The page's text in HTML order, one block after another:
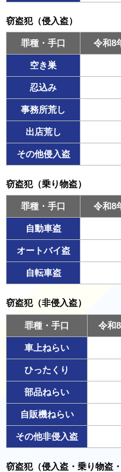
窃盗犯（侵入盗）
罪種・手口 令和8
空き巣
忍込み
事務所荒し
出店荒し
その他侵入盗
窃盗犯（乗り物盗）
罪種・手口 令和8
自動車盗
オートバイ盗
自転車盗
窃盗犯（非侵入盗）
罪種・手口 令和
車上ねらい
ひったくり
部品ねらい
自販機ねらい
その他非侵入盗
窃盗犯（侵入盗・乗り物盗